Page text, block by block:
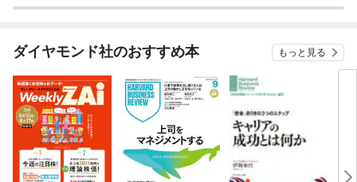
ダイヤモンド社のおすすめ本 もっと見る